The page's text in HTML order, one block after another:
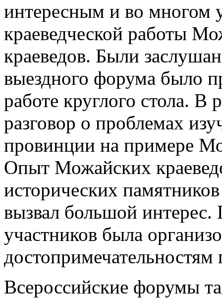
интересным и во многом
краеведческой работы
краеведов. Были
выездного форума было
работе круглого стола. В
разговор о проблемах
провинции на примере
Опыт Можайских
исторических
вызвал большой
участников была
Всероссийские форумы